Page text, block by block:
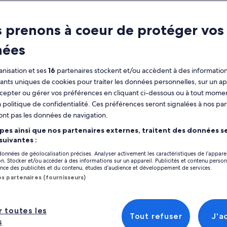
Annulation
gratuite
Coupon sur
mobile
Confirmation
immédiate
Découvrez la beauté de Pittsburgh en
explorant les quartiers les plus intéressants
du centre-ville.
Apprenez l'histoire de la ville tout en
parcourant à vélo ses quartiers les plus
pittoresques.
Afficher
Pittsburgh
Pittsburgh,
Point de
1049 Penn Ave,
All tours start
Downtown
partner, Bike
David Lawrence
opposite the
prenons à coeur de protéger vos
et ses16 partenaires stockent et/ou accèdent à des
uniques de cookies pour traiter les données personnelles, sur un
ou gérer vos préférences en cliquant ci-dessous ou à tout
politique de confidentialité. Ces préférences seront signalées à nos
pas les données de navigation.
ainsi que nos partenaires externes, traitent des données
:
de géolocalisation précises. Analyser activement les caractéristiques de
Stocker et/ou accéder à des informations sur un appareil. Publicités et contenu
des publicités et du contenu, études d’audience et développement de services.
partenaires (fournisseurs)
toutes les
Tout refuser